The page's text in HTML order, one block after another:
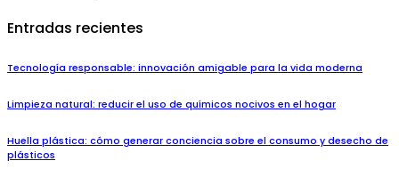
Entradas recientes
Tecnología responsable: innovación amigable para la vida moderna
Limpieza natural: reducir el uso de químicos nocivos en el hogar
Huella plástica: cómo generar conciencia sobre el consumo y desecho de
plásticos